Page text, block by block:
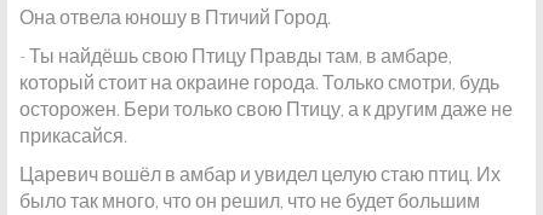
Она отвела юношу в Птичий Город.
- Ты найдёшь свою Птицу Правды там, в амбаре,
который стоит на окраине города. Только смотри, будь
осторожен. Бери только свою Птицу, а к другим даже не
прикасайся.
Царевич вошёл в амбар и увидел целую стаю птиц. Их
было так много, что он решил, что не будет большим